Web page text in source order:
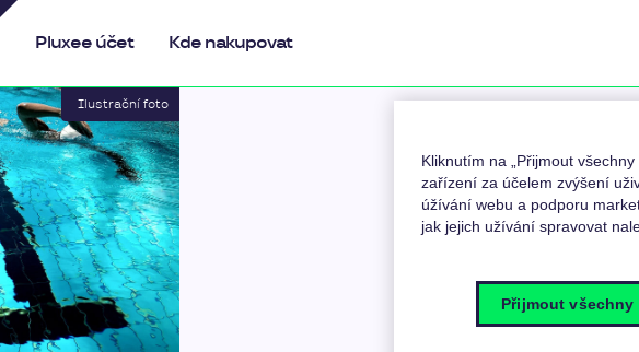
PluxeePluxee účet Kde nakupovat
Kliknutím na „Přijmout
zařízení za účelem zvýšení
úžívání webu a podporu
jak jejich užívání spravovat
Přijmout